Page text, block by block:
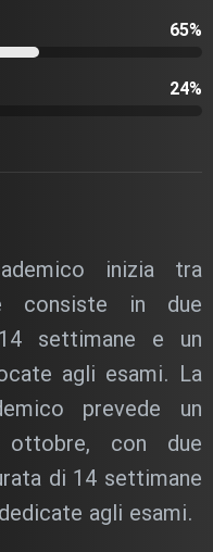
65%
24%
inizia tra
consiste in due
settimane e un
agli esami. La
prevede un
con due
di 14 settimane
agli esami.